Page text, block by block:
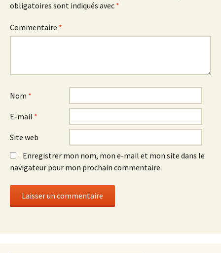
obligatoires sont indiqués avec *
Commentaire *
Nom *
E-mail *
Site web
Enregistrer mon nom, mon e-mail et mon site dans le
navigateur pour mon prochain commentaire.